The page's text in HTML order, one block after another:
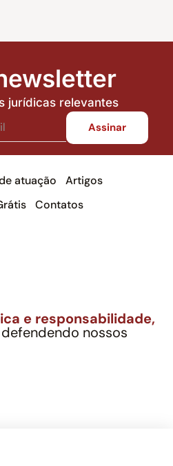
jurídicas relevantes
atuação
Artigos
Contatos
e responsabilidade,
nossos